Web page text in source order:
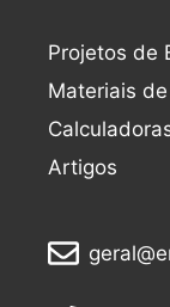
Projetos de
Materiais
Artigos